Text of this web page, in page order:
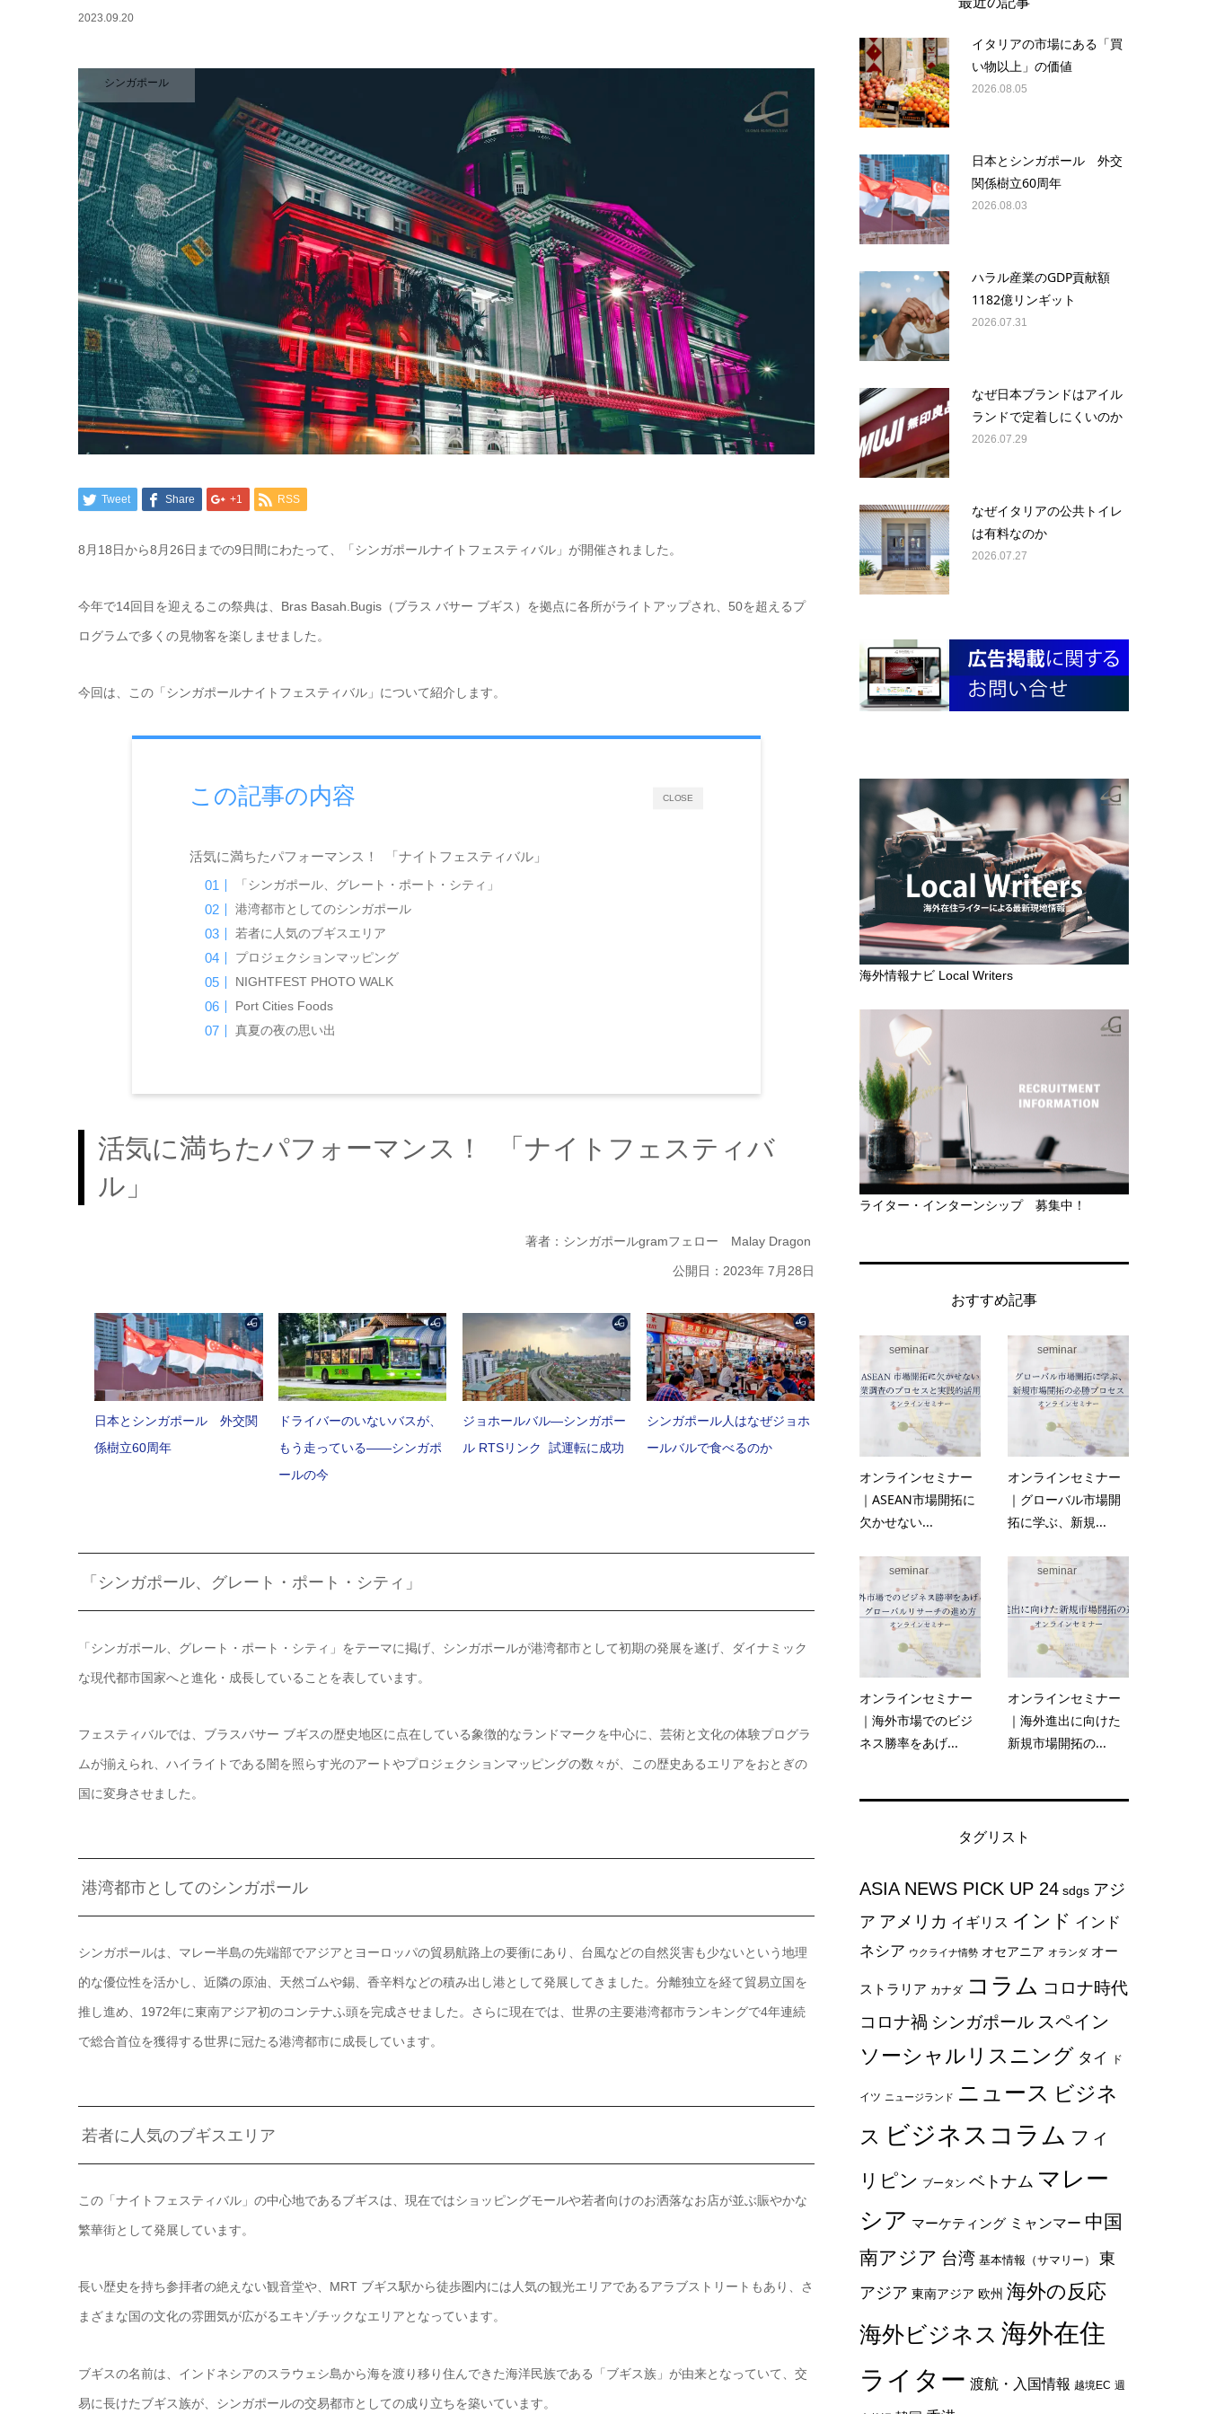
2023.09.20
シンガポール
Tweet Share +1 RSS
8月18日から8月26日までの9日間にわたって、「シンガポールナイトフェスティバル」が開催されました。
今年で14回目を迎えるこの祭典は、Bras Basah.Bugis（ブラス バサー ブギス）を拠点に各所がライトアップされ、50を超えるプ
ログラムで多くの見物客を楽しませました。
今回は、この「シンガポールナイトフェスティバル」について紹介します。
CLOSE
この記事の内容
活気に満ちたパフォーマンス！ 「ナイトフェスティバル」
「シンガポール、グレート・ポート・シティ」
港湾都市としてのシンガポール
若者に人気のブギスエリア
プロジェクションマッピング
NIGHTFEST PHOTO WALK
Port Cities Foods
真夏の夜の思い出
活気に満ちたパフォーマンス！ 「ナイトフェスティバ
ル」
著者：シンガポールgramフェロー Malay Dragon
公開日：2023年 7月28日
日本とシンガポール 外交関
係樹立60周年
ドライバーのいないバスが、
もう走っている――シンガポ
ールの今
ジョホールバル―シンガポー
ル RTSリンク 試運転に成功
シンガポール人はなぜジョホ
ールバルで食べるのか
「シンガポール、グレート・ポート・シティ」
「シンガポール、グレート・ポート・シティ」をテーマに掲げ、シンガポールが港湾都市として初期の発展を遂げ、ダイナミック
な現代都市国家へと進化・成長していることを表しています。
フェスティバルでは、ブラスバサー ブギスの歴史地区に点在している象徴的なランドマークを中心に、芸術と文化の体験プログラ
ムが揃えられ、ハイライトである闇を照らす光のアートやプロジェクションマッピングの数々が、この歴史あるエリアをおとぎの
国に変身させました。
港湾都市としてのシンガポール
シンガポールは、マレー半島の先端部でアジアとヨーロッパの貿易航路上の要衝にあり、台風などの自然災害も少ないという地理
的な優位性を活かし、近隣の原油、天然ゴムや錫、香辛料などの積み出し港として発展してきました。分離独立を経て貿易立国を
推し進め、1972年に東南アジア初のコンテナふ頭を完成させました。さらに現在では、世界の主要港湾都市ランキングで4年連続
で総合首位を獲得する世界に冠たる港湾都市に成長しています。
若者に人気のブギスエリア
この「ナイトフェスティバル」の中心地であるブギスは、現在ではショッピングモールや若者向けのお洒落なお店が並ぶ賑やかな
繁華街として発展しています。
長い歴史を持ち参拝者の絶えない観音堂や、MRT ブギス駅から徒歩圏内には人気の観光エリアであるアラブストリートもあり、さ
まざまな国の文化の雰囲気が広がるエキゾチックなエリアとなっています。
ブギスの名前は、インドネシアのスラウェシ島から海を渡り移り住んできた海洋民族である「ブギス族」が由来となっていて、交
易に長けたブギス族が、シンガポールの交易都市としての成り立ちを築いています。
イタリアの市場にある「買
い物以上」の価値
2026.08.05
日本とシンガポール 外交
関係樹立60周年
2026.08.03
ハラル産業のGDP貢献額
1182億リンギット
2026.07.31
なぜ日本ブランドはアイル
ランドで定着しにくいのか
2026.07.29
なぜイタリアの公共トイレ
は有料なのか
2026.07.27
海外情報ナビ Local Writers
ライター・インターンシップ 募集中！
おすすめ記事
seminar
オンラインセミナー
｜ASEAN市場開拓に
欠かせない...
seminar
オンラインセミナー
｜グローバル市場開
拓に学ぶ、新規...
seminar
オンラインセミナー
｜海外市場でのビジ
ネス勝率をあげ...
seminar
オンラインセミナー
｜海外進出に向けた
新規市場開拓の...
タグリスト
ASIA NEWS PICK UP 24 sdgs アジ
ア アメリカ イギリス インド インド
ネシア ウクライナ情勢 オセアニア オランダ オー
ストラリア カナダ コラム コロナ時代
コロナ禍 シンガポール スペイン
ソーシャルリスニング タイ ド
イツ ニュージランド ニュース ビジネ
ス ビジネスコラム フィ
リピン ブータン ベトナム マレー
シア マーケティング ミャンマー 中国
南アジア 台湾 基本情報（サマリー）
東
アジア 東南アジア 欧州 海外の反応
海外ビジネス 海外在住
ライター 渡航・入国情報 越境EC 週